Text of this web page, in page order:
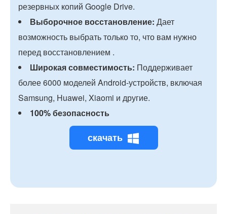
резервных копий Google Drive.
Выборочное восстановление: Дает
возможность выбрать только то, что вам нужно
перед восстановлением .
Широкая совместимость: Поддерживает
более 6000 моделей Android-устройств, включая
Samsung, Huawei, Xiaomi и другие.
100% безопасность
скачать